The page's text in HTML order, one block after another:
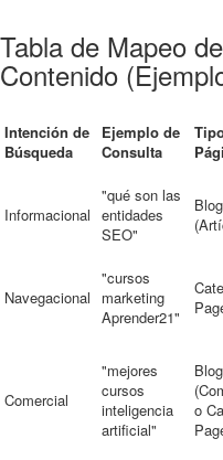
Tabla de Mapeo
Contenido
Intención de
Búsqueda
Ejemplo de
Consulta
Informacional
"qué son las
entidades
SEO"
Navegacional
"cursos
marketing
Aprender21"
Comercial
"mejores
cursos
inteligencia
artificial"
o